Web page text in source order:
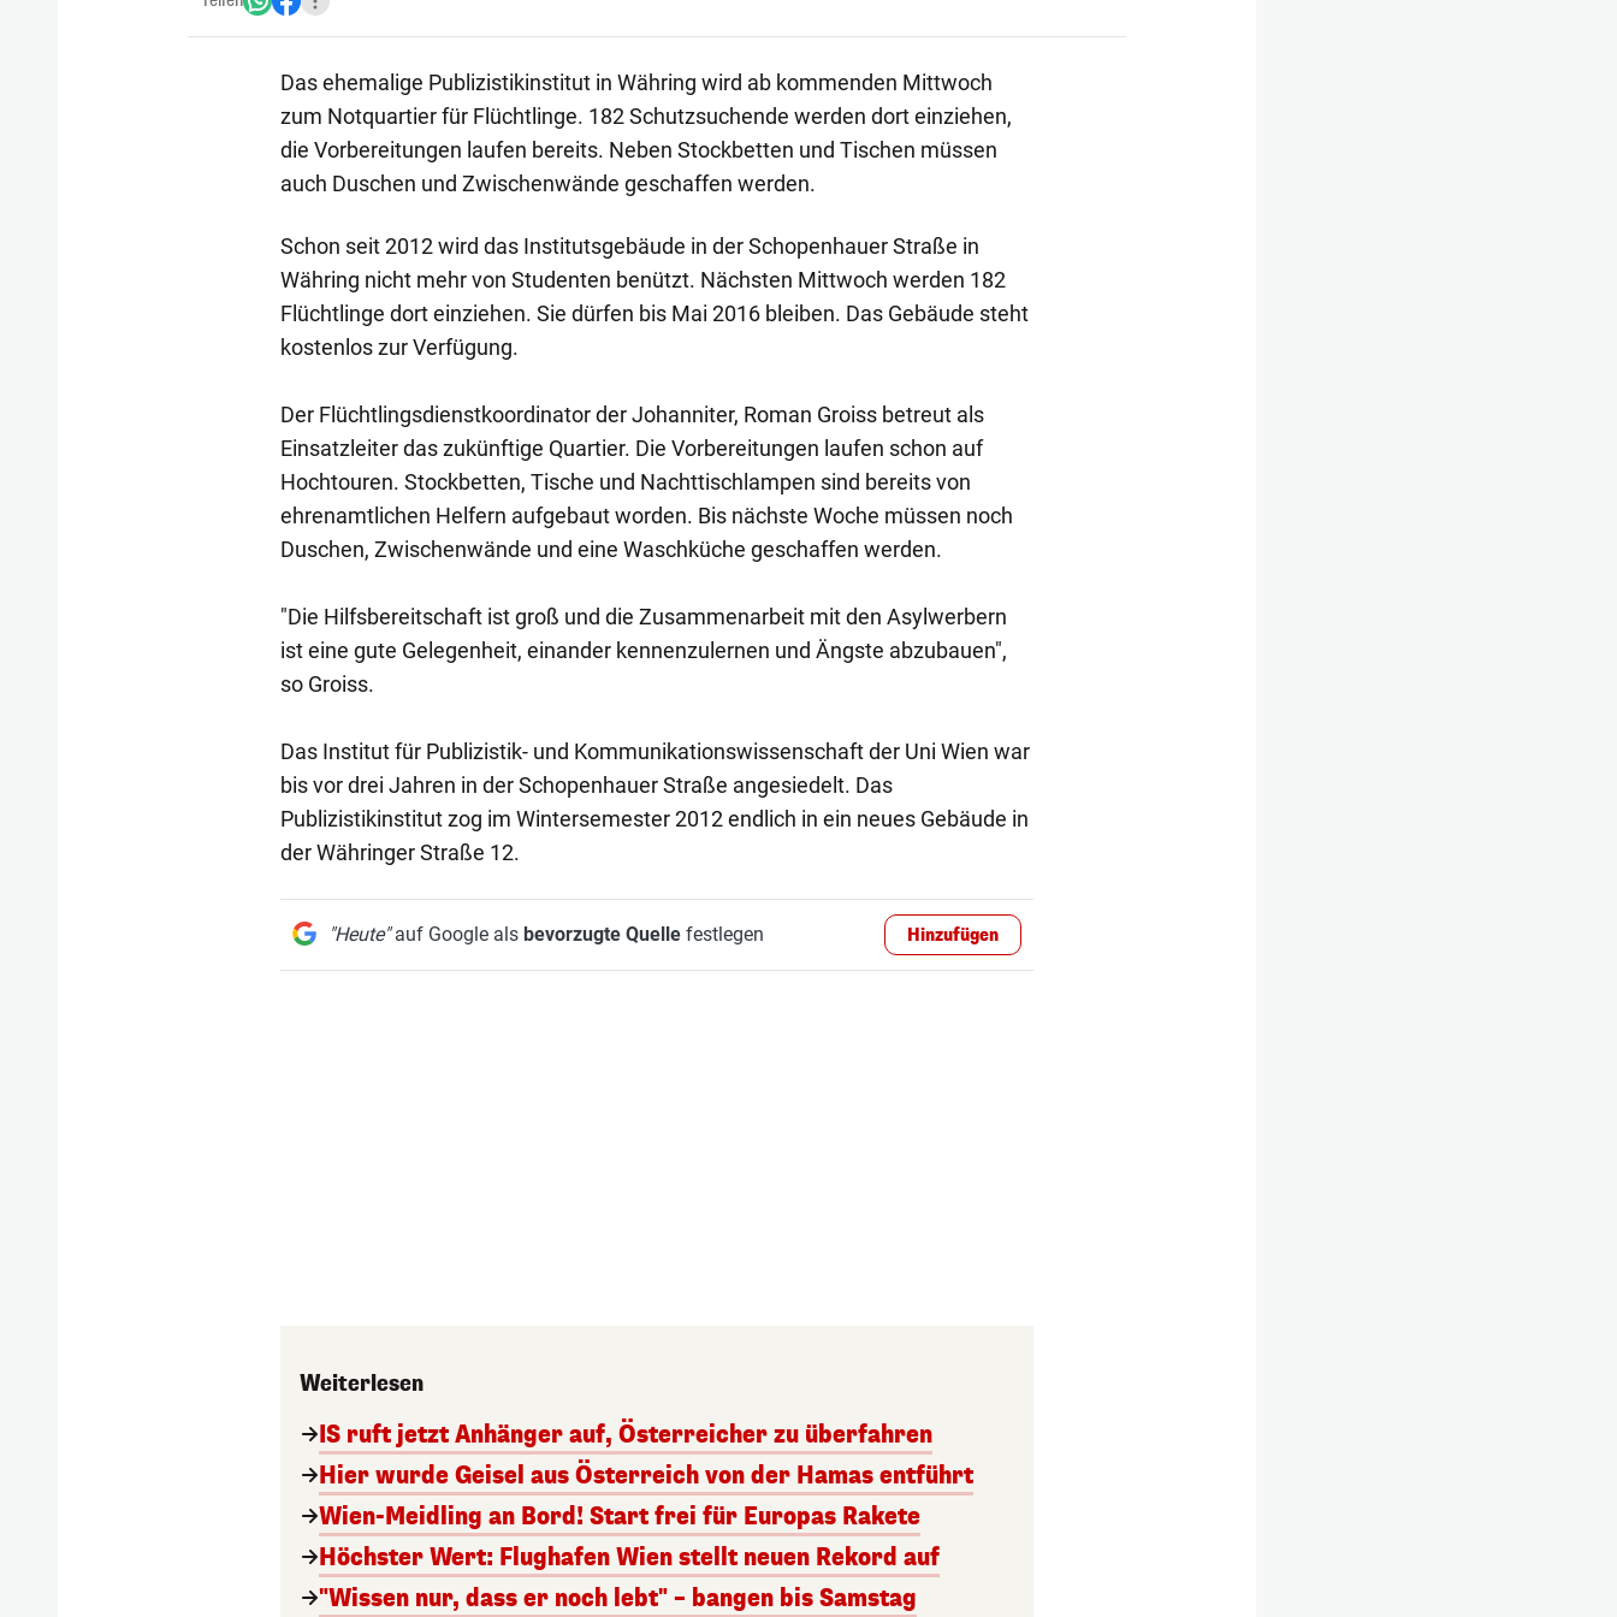
Das ehemalige Publizistikinstitut in Währing wird ab kommenden Mittwoch
zum Notquartier für Flüchtlinge. 182 Schutzsuchende werden dort einziehen,
die Vorbereitungen laufen bereits. Neben Stockbetten und Tischen müssen
auch Duschen und Zwischenwände geschaffen werden.
Schon seit 2012 wird das Institutsgebäude in der Schopenhauer Straße in
Währing nicht mehr von Studenten benützt. Nächsten Mittwoch werden 182
Flüchtlinge dort einziehen. Sie dürfen bis Mai 2016 bleiben. Das Gebäude steht
kostenlos zur Verfügung.
Der Flüchtlingsdienstkoordinator der Johanniter, Roman Groiss betreut als
Einsatzleiter das zukünftige Quartier. Die Vorbereitungen laufen schon auf
Hochtouren. Stockbetten, Tische und Nachttischlampen sind bereits von
ehrenamtlichen Helfern aufgebaut worden. Bis nächste Woche müssen noch
Duschen, Zwischenwände und eine Waschküche geschaffen werden.
"Die Hilfsbereitschaft ist groß und die Zusammenarbeit mit den Asylwerbern
ist eine gute Gelegenheit, einander kennenzulernen und Ängste abzubauen",
so Groiss.
Das Institut für Publizistik- und Kommunikationswissenschaft der Uni Wien war
bis vor drei Jahren in der Schopenhauer Straße angesiedelt. Das
Publizistikinstitut zog im Wintersemester 2012 endlich in ein neues Gebäude in
der Währinger Straße 12.
"Heute"auf Google als bevorzugte Quellefestlegen Hinzufügen
Weiterlesen
IS ruft jetzt Anhänger auf, Österreicher zu überfahren
Hier wurde Geisel aus Österreich von der Hamas entführt
Wien-Meidling an Bord! Start frei für Europas Rakete
Höchster Wert: Flughafen Wien stellt neuen Rekord auf
"Wissen nur, dass er noch lebt" – bangen bis Samstag